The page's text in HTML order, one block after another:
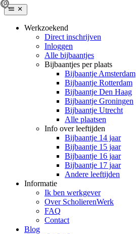
Werkzoekend
Direct inschrijven
Inloggen
Alle bijbaantjes
Bijbaantjes per plaats
Bijbaantje Amsterdam
Bijbaantje Rotterdam
Bijbaantje Den Haag
Bijbaantje Groningen
Bijbaantje Utrecht
Alle plaatsen
Info over leeftijden
Bijbaantje 14 jaar
Bijbaantje 15 jaar
Bijbaantje 16 jaar
Bijbaantje 17 jaar
Andere leeftijden
Informatie
Ik ben werkgever
Over ScholierenWerk
FAQ
Contact
Blog